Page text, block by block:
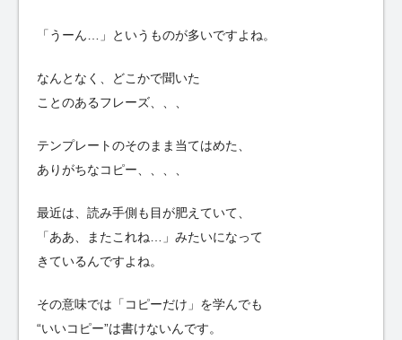
「うーん…」というものが多いですよね。
なんとなく、どこかで聞いた
ことのあるフレーズ、、、
テンプレートのそのまま当てはめた、
ありがちなコピー、、、、
最近は、読み手側も目が肥えていて、
「ああ、またこれね…」みたいになって
きているんですよね。
その意味では「コピーだけ」を学んでも
“いいコピー”は書けないんです。